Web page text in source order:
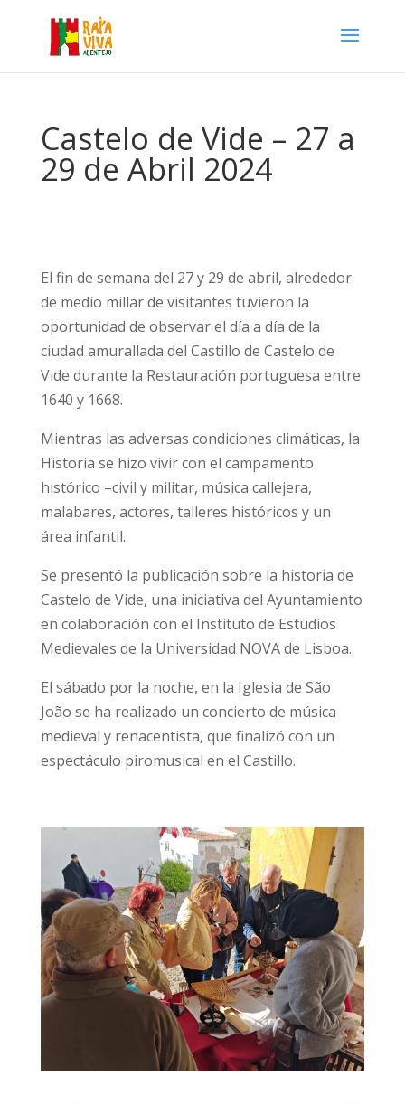
Castelo de Vide – 27 a
29 de Abril 2024
El fin de semana del 27 y 29 de abril, alrededor
de medio millar de visitantes tuvieron la
oportunidad de observar el día a día de la
ciudad amurallada del Castillo de Castelo de
Vide durante la Restauración portuguesa entre
1640 y 1668.
Mientras las adversas condiciones climáticas, la
Historia se hizo vivir con el campamento
histórico –civil y militar, música callejera,
malabares, actores, talleres históricos y un
área infantil.
Se presentó la publicación sobre la historia de
Castelo de Vide, una iniciativa del Ayuntamiento
en colaboración con el Instituto de Estudios
Medievales de la Universidad NOVA de Lisboa.
El sábado por la noche, en la Iglesia de São
João se ha realizado un concierto de música
medieval y renacentista, que finalizó con un
espectáculo piromusical en el Castillo.